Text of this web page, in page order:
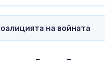
на войната
в
руски войник